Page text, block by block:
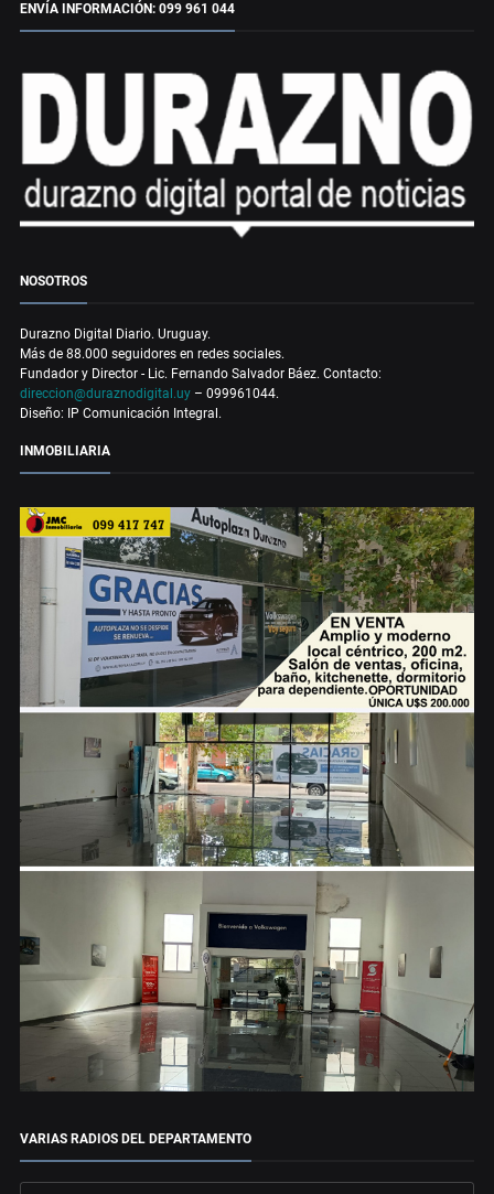
ENVÍA INFORMACIÓN: 099 961 044
NOSOTROS
Durazno Digital Diario. Uruguay.
Más de 88.000 seguidores en redes sociales.
Fundador y Director - Lic. Fernando Salvador Báez. Contacto:
direccion@duraznodigital.uy – 099961044.
Diseño: IP Comunicación Integral.
INMOBILIARIA
VARIAS RADIOS DEL DEPARTAMENTO